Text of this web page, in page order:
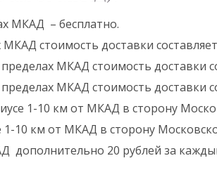
МКАД – бесплатно.
стоимость доставки
МКАД стоимость доставки
МКАД стоимость доставки
1-10 км от МКАД в сторону
10 км от МКАД в сторону
дополнительно 20 рублей за